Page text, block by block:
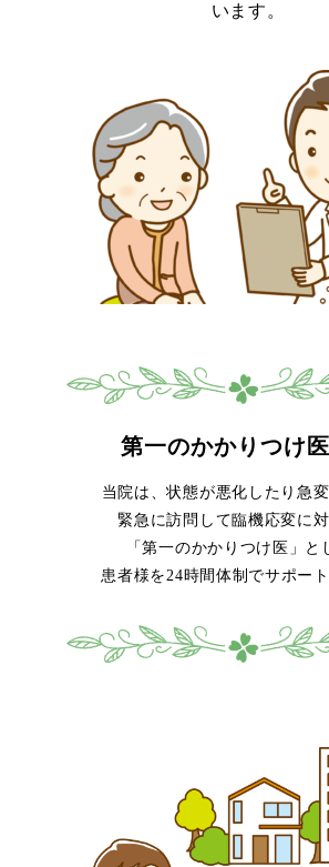
います。
第一のかかりつけ医
当院は、状態が悪化したり急変
緊急に訪問して臨機応変に
「第一のかかりつけ医」と
患者様を24時間体制でサポート